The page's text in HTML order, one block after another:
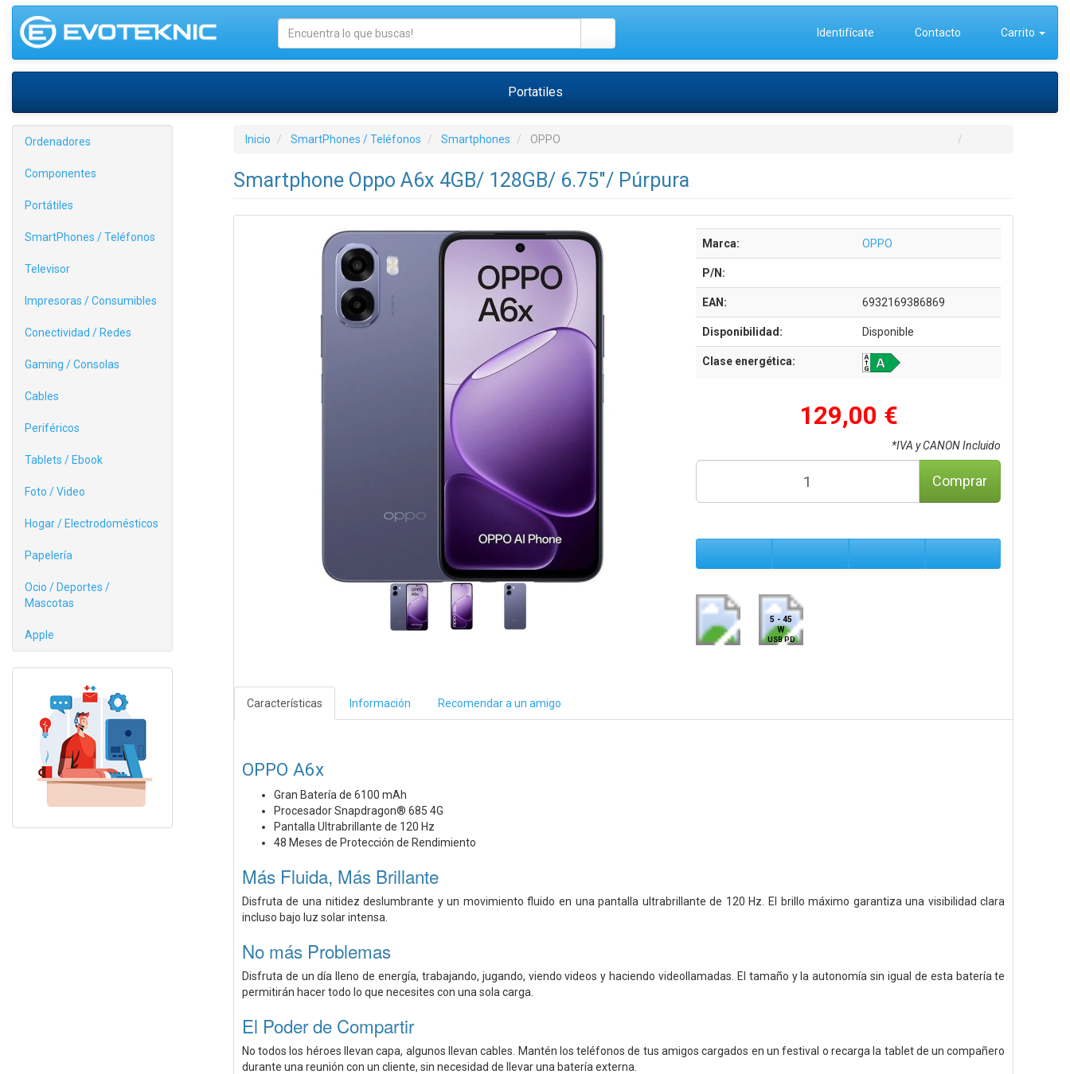
Identifícate Contacto Carrito
Portatiles
Ordenadores
Componentes
Portátiles
SmartPhones / Teléfonos
Televisor
Impresoras / Consumibles
Conectividad / Redes
Gaming / Consolas
Cables
Periféricos
Tablets / Ebook
Foto / Video
Hogar / Electrodomésticos
Papelería
Ocio / Deportes /
Mascotas
Apple
Inicio SmartPhones / Teléfonos Smartphones OPPO
Smartphone Oppo A6x 4GB/ 128GB/ 6.75"/ Púrpura
Marca: OPPO
P/N:
EAN: 6932169386869
Disponibilidad: Disponible
Clase energética:
129,00 €
*IVA y CANON Incluido
Comprar
5 - 45
W
USB PD
Características Información Recomendar a un amigo
OPPO A6x
Gran Batería de 6100 mAh
Procesador Snapdragon® 685 4G
Pantalla Ultrabrillante de 120 Hz
48 Meses de Protección de Rendimiento
Más Fluida, Más Brillante
Disfruta de una nitidez deslumbrante y un movimiento fluido en una pantalla ultrabrillante de 120 Hz. El brillo máximo garantiza una visibilidad clara
incluso bajo luz solar intensa.
No más Problemas
Disfruta de un día lleno de energía, trabajando, jugando, viendo videos y haciendo videollamadas. El tamaño y la autonomía sin igual de esta batería te
permitirán hacer todo lo que necesites con una sola carga.
El Poder de Compartir
No todos los héroes llevan capa, algunos llevan cables. Mantén los teléfonos de tus amigos cargados en un festival o recarga la tablet de un compañero
durante una reunión con un cliente, sin necesidad de llevar una batería externa.